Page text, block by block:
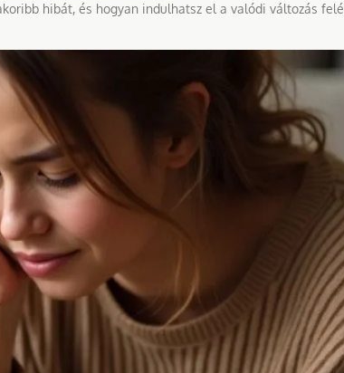
hibát, és hogyan indulhatsz el a valódi változás felé.